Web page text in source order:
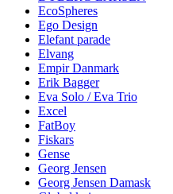
EcoSpheres
Ego Design
Elefant parade
Elvang
Empir Danmark
Erik Bagger
Eva Solo / Eva Trio
Excel
FatBoy
Fiskars
Gense
Georg Jensen
Georg Jensen Damask